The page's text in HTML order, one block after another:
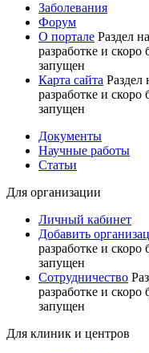
Заболевания
Форум
О портале Раздел
разработке и скоро
запущен
Карта сайта Раздел
разработке и скоро
запущен
Документы
Научные работы
Статьи
Для организации
Личный кабинет
Добавить
разработке и скоро
запущен
Сотрудничество
разработке и скоро
запущен
Для клиник и центров